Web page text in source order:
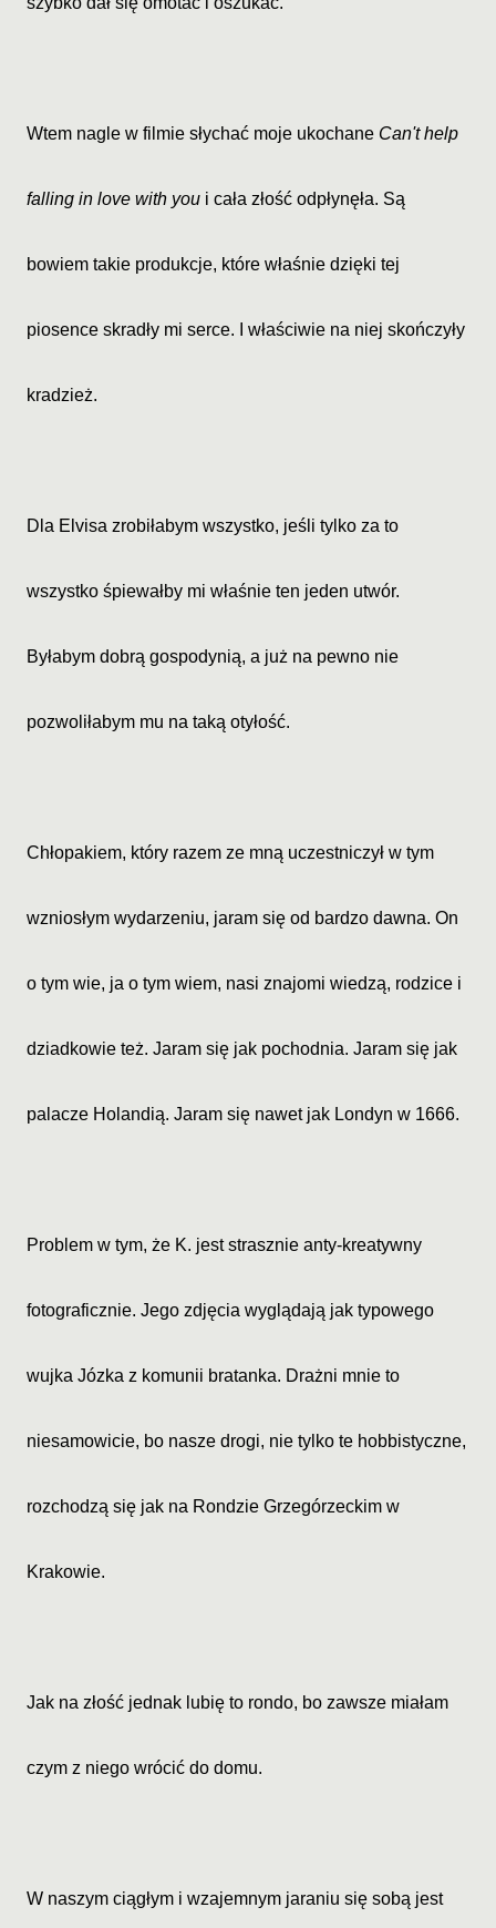
Wtem nagle w filmie słychać moje ukochane Can't help
falling in love with you i cała złość odpłynęła. Są
bowiem takie produkcje, które właśnie dzięki tej
piosence skradły mi serce. I właściwie na niej skończyły
kradzież.
Dla Elvisa zrobiłabym wszystko, jeśli tylko za to
wszystko śpiewałby mi właśnie ten jeden utwór.
Byłabym dobrą gospodynią, a już na pewno nie
pozwoliłabym mu na taką otyłość.
Chłopakiem, który razem ze mną uczestniczył w tym
wzniosłym wydarzeniu, jaram się od bardzo dawna. On
o tym wie, ja o tym wiem, nasi znajomi wiedzą, rodzice i
dziadkowie też. Jaram się jak pochodnia. Jaram się jak
palacze Holandią. Jaram się nawet jak Londyn w 1666.
Problem w tym, że K. jest strasznie anty-kreatywny
fotograficznie. Jego zdjęcia wyglądają jak typowego
wujka Józka z komunii bratanka. Drażni mnie to
niesamowicie, bo nasze drogi, nie tylko te hobbistyczne,
rozchodzą się jak na Rondzie Grzegórzeckim w
Krakowie.
Jak na złość jednak lubię to rondo, bo zawsze miałam
czym z niego wrócić do domu.
W naszym ciągłym i wzajemnym jaraniu się sobą jest